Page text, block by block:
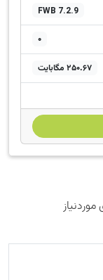
FWB 7.2.9
0
250.67 مگابایت